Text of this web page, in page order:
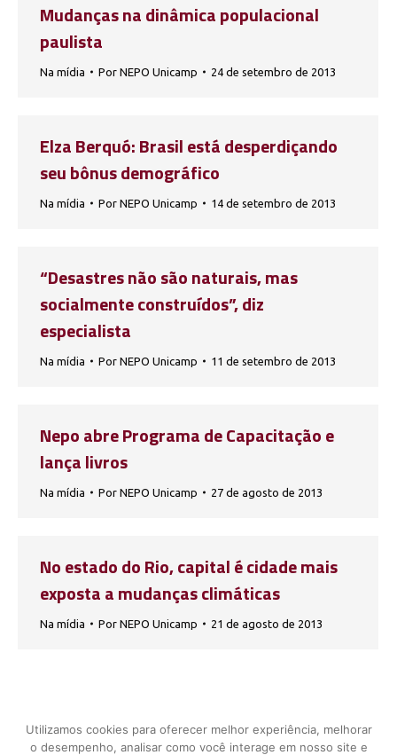
Mudanças na dinâmica populacional
paulista
Na mídia Por NEPO Unicamp 24 de setembro de 2013
Elza Berquó: Brasil está desperdiçando
seu bônus demográfico
Na mídia Por NEPO Unicamp 14 de setembro de 2013
“Desastres não são naturais, mas
socialmente construídos”, diz
especialista
Na mídia Por NEPO Unicamp 11 de setembro de 2013
Nepo abre Programa de Capacitação e
lança livros
Na mídia Por NEPO Unicamp 27 de agosto de 2013
No estado do Rio, capital é cidade mais
exposta a mudanças climáticas
Na mídia Por NEPO Unicamp 21 de agosto de 2013
41
Utilizamos cookies para oferecer melhor experiência, melhorar
o desempenho, analisar como você interage em nosso site e